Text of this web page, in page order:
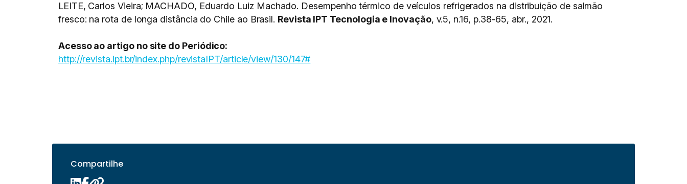
LEITE, Carlos Vieira; MACHADO, Eduardo Luiz Machado. Desempenho térmico de veículos refrigerados na distribuição de salmão
fresco: na rota de longa distância do Chile ao Brasil. Revista IPT Tecnologia e Inovação, v.5, n.16, p.38-65, abr., 2021.
Acesso ao artigo no site do Periódico:
http://revista.ipt.br/index.php/revistaIPT/article/view/130/147#
Compartilhe